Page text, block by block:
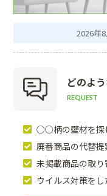
2026年
どのよ
REQUEST
○○柄の壁材を探
廃番商品の代替提
未掲載商品の取り
ウイルス対策をし